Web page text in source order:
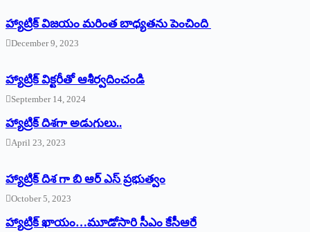
హ్యాట్రిక్ విజయం మరింత బాధ్యతను పెంచింది
December 9, 2023
హ్యాట్రిక్‌ ‌విక్టరీతో ఆశీర్వదించండి
September 14, 2024
‌హ్యాట్రిక్‌ ‌దిశగా అడుగులు..
April 23, 2023
హ్యాట్రిక్ దిశ గా బి ఆర్ ఎస్ ప్రభుత్వం
October 5, 2023
హ్యాట్రిక్‌ ‌ఖాయం…మూడోసారి సీఎం కేసీఆరే